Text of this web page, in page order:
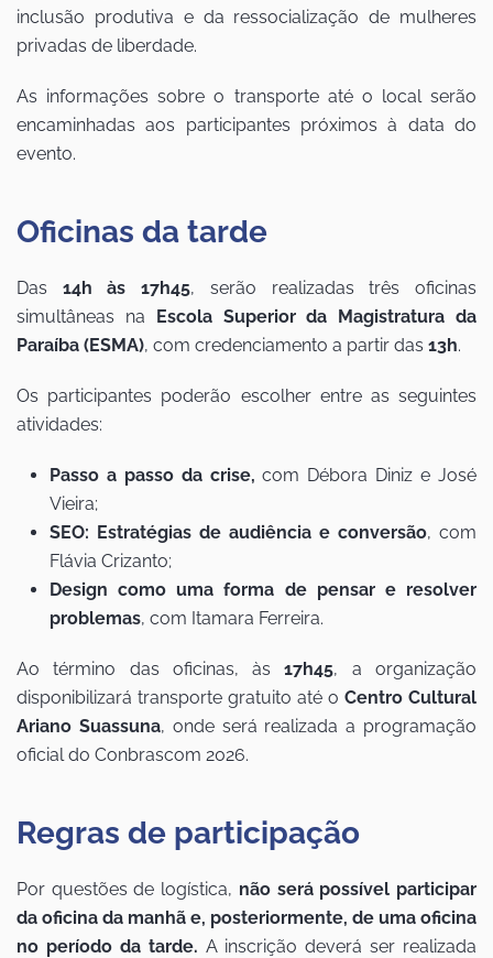
inclusão produtiva e da ressocialização de mulheres
privadas de liberdade.
As informações sobre o transporte até o local serão
encaminhadas aos participantes próximos à data do
evento.
Oficinas da tarde
Das 14h às 17h45, serão realizadas três oficinas
simultâneas na Escola Superior da Magistratura da
Paraíba (ESMA), com credenciamento a partir das 13h.
Os participantes poderão escolher entre as seguintes
atividades:
Passo a passo da crise, com Débora Diniz e José
Vieira;
SEO: Estratégias de audiência e conversão, com
Flávia Crizanto;
Design como uma forma de pensar e resolver
problemas, com Itamara Ferreira.
Ao término das oficinas, às17h45, a organização
disponibilizará transporte gratuito até o Centro Cultural
Ariano Suassuna, onde será realizada a programação
oficial do Conbrascom 2026.
Regras de participação
Por questões de logística, não será possível participar
da oficina da manhã e, posteriormente, de uma oficina
no período da tarde. A inscrição deverá ser realizada